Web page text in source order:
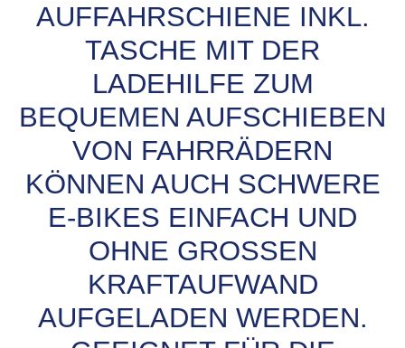
AUFFAHRSCHIENE INKL.
TASCHE MIT DER
LADEHILFE ZUM
BEQUEMEN AUFSCHIEBEN
VON FAHRRÄDERN
KÖNNEN AUCH SCHWERE
E-BIKES EINFACH UND
OHNE GROSSEN K
RAFTAUFWAND A
UFGELADEN WERDEN. G